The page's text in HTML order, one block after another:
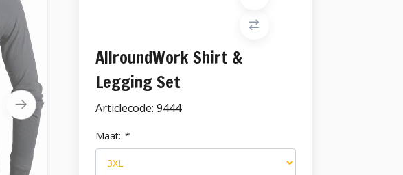
AllroundWork Shirt &
Legging Set
Articlecode: 9444
Maat: *